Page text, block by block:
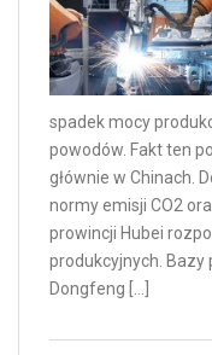
spadek mocy
powodów. Fakt ten
głównie w Chinach.
normy emisji CO2
prowincji Hubei
produkcyjnych. Bazy
Dongfeng […]